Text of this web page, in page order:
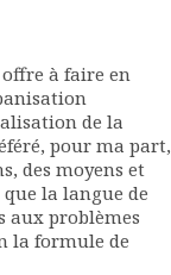
à faire en
de la
pour ma part,
des moyens et
la langue de
aux problèmes
la formule de